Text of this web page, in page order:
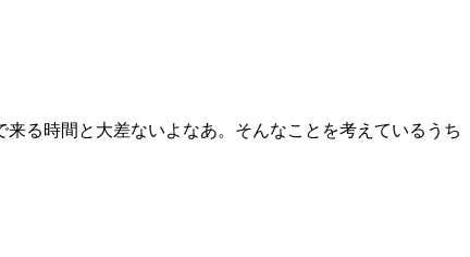
る時間と大差ないよなあ。そんなことを考えているうち